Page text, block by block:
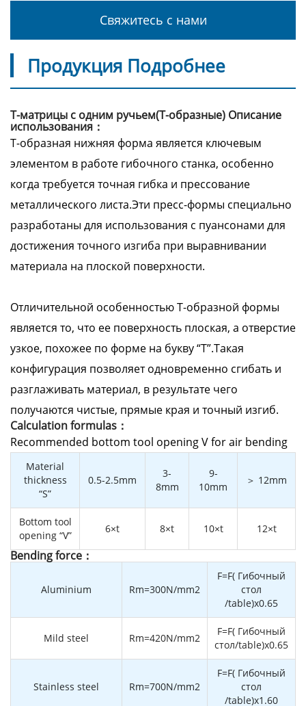
Свяжитесь с нами
Продукция Подробнее
Т-матрицы с одним ручьем(Т-образные) Описание
использования：
Т-образная нижняя форма является ключевым
элементом в работе гибочного станка, особенно
когда требуется точная гибка и прессование
металлического листа.Эти пресс-формы специально
разработаны для использования с пуансонами для
достижения точного изгиба при выравнивании
материала на плоской поверхности.
Отличительной особенностью Т-образной формы
является то, что ее поверхность плоская, а отверстие
узкое, похожее по форме на букву “Т”.Такая
конфигурация позволяет одновременно сгибать и
разглаживать материал, в результате чего
получаются чистые, прямые края и точный изгиб.
Calculation formulas：
Recommended bottom tool opening V for air bending
Material
thickness
“S”
0.5-2.5mm
3-
8mm
9-
10mm
＞ 12mm
Bottom tool
opening “V”
6×t 8×t 10×t 12×t
Bending force：
Aluminium Rm=300N/mm2
F=F( Гибочный
стол
/table)x0.65
Mild steel Rm=420N/mm2
F=F( Гибочный
стол/table)x0.65
Stainless steel Rm=700N/mm2
F=F( Гибочный
стол
/table)x1.60